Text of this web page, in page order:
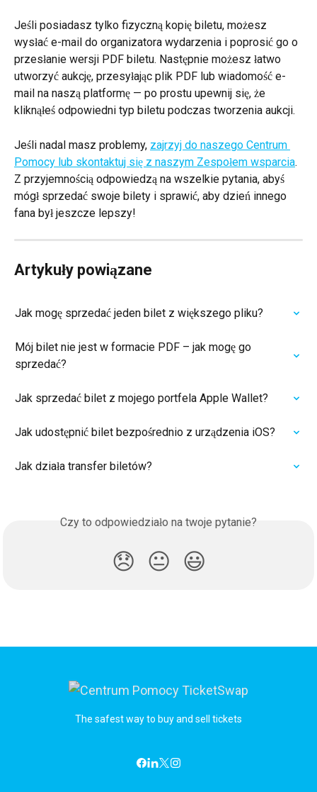
Jeśli posiadasz tylko fizyczną kopię biletu, możesz
wysłać e-mail do organizatora wydarzenia i poprosić go o
przesłanie wersji PDF biletu. Następnie możesz łatwo
utworzyć aukcję, przesyłając plik PDF lub wiadomość e-
mail na naszą platformę — po prostu upewnij się, że
kliknąłeś odpowiedni typ biletu podczas tworzenia aukcji.
Jeśli nadal masz problemy, zajrzyj do naszego Centrum
Pomocy lub skontaktuj się z naszym Zespołem wsparcia.
Z przyjemnością odpowiedzą na wszelkie pytania, abyś
mógł sprzedać swoje bilety i sprawić, aby dzień innego
fana był jeszcze lepszy!
Artykuły powiązane
Jak mogę sprzedać jeden bilet z większego pliku?
Mój bilet nie jest w formacie PDF – jak mogę go
sprzedać?
Jak sprzedać bilet z mojego portfela Apple Wallet?
Jak udostępnić bilet bezpośrednio z urządzenia iOS?
Jak działa transfer biletów?
Czy to odpowiedziało na twoje pytanie?
😞 😐 😃
The safest way to buy and sell tickets